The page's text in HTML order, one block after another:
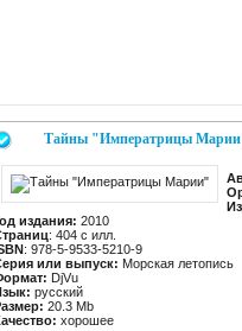
Тайны "Императрицы
издания: 2010
: 404 с илл.
: 978-5-9533-5210-9
или выпуск: Морская летопись
DjVu
русский
20.3 Mb
хорошее